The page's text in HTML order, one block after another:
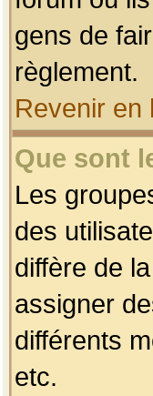
gens de
règlement.
Revenir en
Que sont
Les
des
diffère de
assigner
différents
etc.